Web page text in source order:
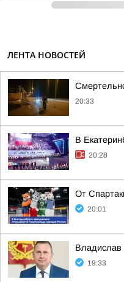
ЛЕНТА НОВОСТЕЙ
20:33
В
20:28
От
20:01
19:33